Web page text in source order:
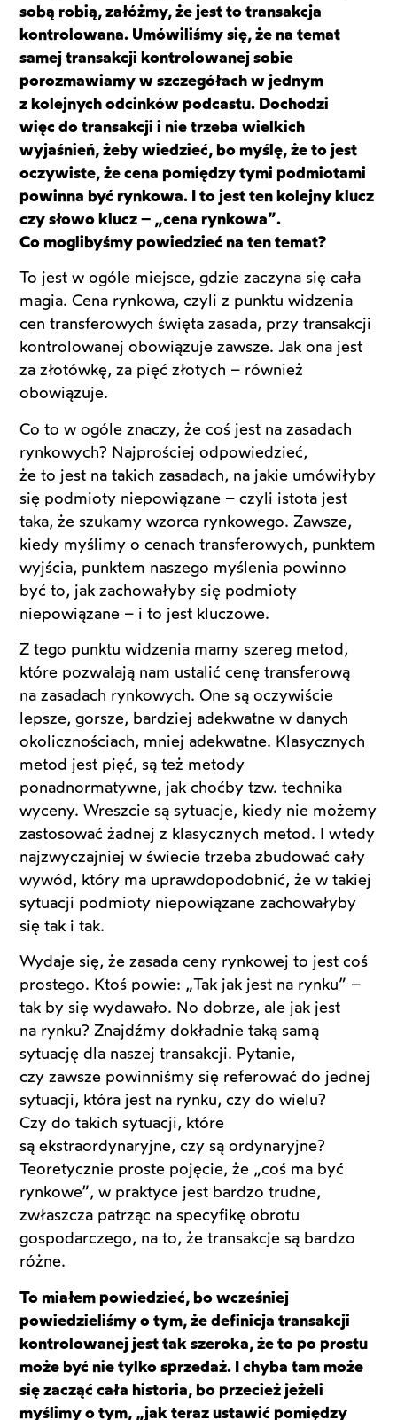
sobą robią, załóżmy, że jest to transakcja
kontrolowana. Umówiliśmy się, że na temat
samej transakcji kontrolowanej sobie
porozmawiamy w szczegółach w jednym
z kolejnych odcinków podcastu. Dochodzi
więc do transakcji i nie trzeba wielkich
wyjaśnień, żeby wiedzieć, bo myślę, że to jest
oczywiste, że cena pomiędzy tymi podmiotami
powinna być rynkowa. I to jest ten kolejny klucz
czy słowo klucz – „cena rynkowa”.
Co moglibyśmy powiedzieć na ten temat?
To jest w ogóle miejsce, gdzie zaczyna się cała
magia. Cena rynkowa, czyli z punktu widzenia
cen transferowych święta zasada, przy transakcji
kontrolowanej obowiązuje zawsze. Jak ona jest
za złotówkę, za pięć złotych – również
obowiązuje.
Co to w ogóle znaczy, że coś jest na zasadach
rynkowych? Najprościej odpowiedzieć,
że to jest na takich zasadach, na jakie umówiłyby
się podmioty niepowiązane – czyli istota jest
taka, że szukamy wzorca rynkowego. Zawsze,
kiedy myślimy o cenach transferowych, punktem
wyjścia, punktem naszego myślenia powinno
być to, jak zachowałyby się podmioty
niepowiązane – i to jest kluczowe.
Z tego punktu widzenia mamy szereg metod,
które pozwalają nam ustalić cenę transferową
na zasadach rynkowych. One są oczywiście
lepsze, gorsze, bardziej adekwatne w danych
okolicznościach, mniej adekwatne. Klasycznych
metod jest pięć, są też metody
ponadnormatywne, jak choćby tzw. technika
wyceny. Wreszcie są sytuacje, kiedy nie możemy
zastosować żadnej z klasycznych metod. I wtedy
najzwyczajniej w świecie trzeba zbudować cały
wywód, który ma uprawdopodobnić, że w takiej
sytuacji podmioty niepowiązane zachowałyby
się tak i tak.
Wydaje się, że zasada ceny rynkowej to jest coś
prostego. Ktoś powie: „Tak jak jest na rynku” –
tak by się wydawało. No dobrze, ale jak jest
na rynku? Znajdźmy dokładnie taką samą
sytuację dla naszej transakcji. Pytanie,
czy zawsze powinniśmy się referować do jednej
sytuacji, która jest na rynku, czy do wielu?
Czy do takich sytuacji, które
są ekstraordynaryjne, czy są ordynaryjne?
Teoretycznie proste pojęcie, że „coś ma być
rynkowe”, w praktyce jest bardzo trudne,
zwłaszcza patrząc na specyfikę obrotu
gospodarczego, na to, że transakcje są bardzo
różne.
To miałem powiedzieć, bo wcześniej
powiedzieliśmy o tym, że definicja transakcji
kontrolowanej jest tak szeroka, że to po prostu
może być nie tylko sprzedaż. I chyba tam może
się zacząć cała historia, bo przecież jeżeli
myślimy o tym, „jak teraz ustawić pomiędzy